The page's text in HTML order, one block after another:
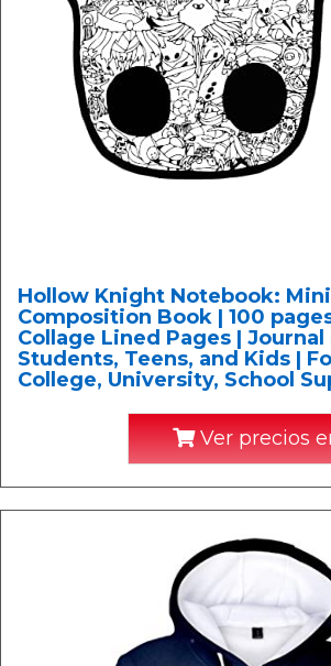
Hollow Knight Notebook:
Composition Book | 100
Collage Lined Pages | Journal
Students, Teens, and Kids |
College, University, School
Ver precios